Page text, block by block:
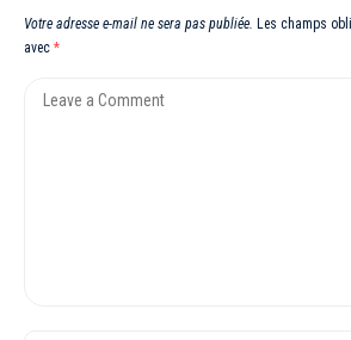
Votre adresse e-mail ne sera pas publiée. Les champs
avec *